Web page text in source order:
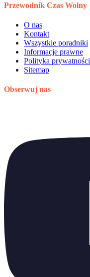
Przewodnik Czas Wolny
O nas
Kontakt
Wszystkie poradniki
Informacje prawne
Polityka prywatności
Sitemap
Obserwuj nas